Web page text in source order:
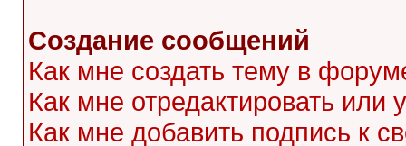
Создание сообщений
Как мне создать тему в
Как мне отредактировать или
Как мне добавить подпись к